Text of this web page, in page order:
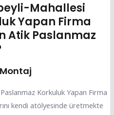
Mahallesi
Yapan Firma
Atik Paslanmaz
Korkuluk Yapan Firma
kendi atölyesinde üretmekte